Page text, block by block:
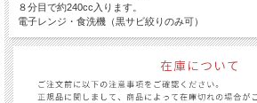
８分目で約240cc入ります。
電子レンジ・食洗機（黒サビ絞りのみ可）